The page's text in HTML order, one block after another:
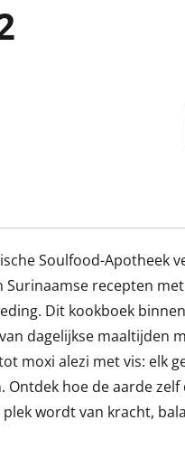
Soulfood-Apotheek
Surinaamse recepten
Dit kookboek
dagelijkse maaltijden
moxi alezi met vis: elk
Ontdek hoe de aarde
plek wordt van kracht,